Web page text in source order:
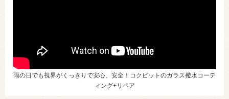
雨の日でも視界がくっきりで安心、安全！コクピットのガラス撥水コーテ
ィング+リペア